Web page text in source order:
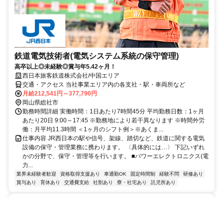
鉄道電気技術者(電気システム系統の保守管理)
高卒以上◎未経験◎賞与年5.42ヶ月！
西日本旅客鉄道株式会社/中国エリア
交通・アクセス 当社事業エリア内の各支社・駅・車両所など
月給212,541円～377,790円
岡山県総社市
勤務時間詳細 実働時間：1日あたり7時間45分 平均勤務日数：1ヶ月
あたり20日 9:00～17:45 ※勤務地により若干異なります ※時間外労
働：月平均11.3時間 ＜1ヶ月のシフト例＞※あくま...
仕事内容 JR西日本の駅や信号、架線、踏切など、鉄道に関する電気
設備の保守・管理業務に携わります。 〈具体的には…〉 下記いずれ
かの分野で、保守・管理等を行います。 ■パワーエレクトロニクス(電
力...
業界未経験者歓迎 資格取得支援あり 車通勤OK 固定時間制 経験不問
研修あり
賞与あり
育休あり 交通費支給 社割あり 寮・社宅あり 託児所あり